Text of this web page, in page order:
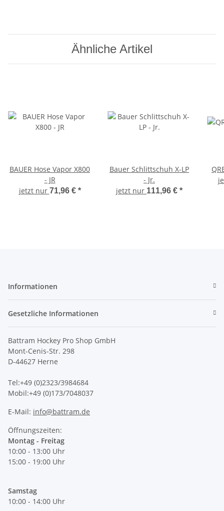
Ähnliche Artikel
BAUER Hose Vapor X800
- JR
jetzt nur 71,96 € *
Bauer Schlittschuh X-LP
- Jr.
jetzt nur 111,96 € *
Informationen
Gesetzliche Informationen
Battram Hockey Pro Shop GmbH
Mont-Cenis-Str. 298
D-44627 Herne
Tel:+49 (0)2323/3984684
Mobil:+49 (0)173/7048037
E-Mail: info@battram.de
Öffnungszeiten:
Montag - Freitag
10:00 - 13:00 Uhr
15:00 - 19:00 Uhr
Samstag
10:00 - 14:00 Uhr